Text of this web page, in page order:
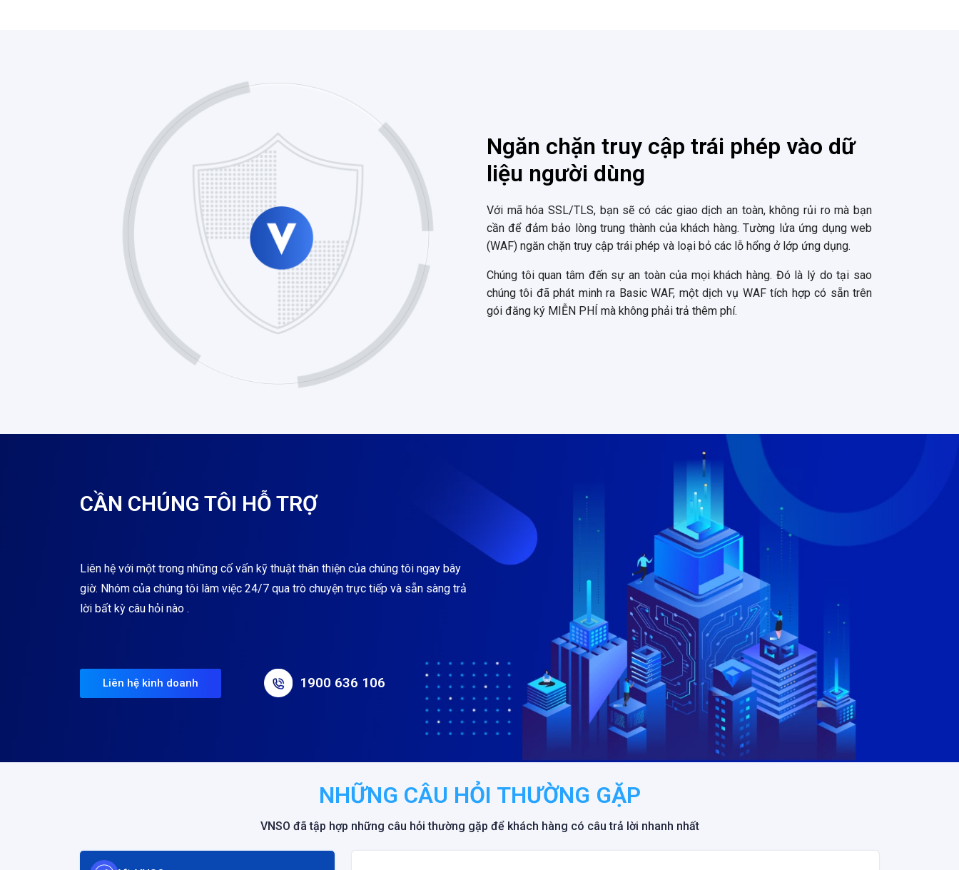
Ngăn chặn truy cập trái phép vào dữ
liệu người dùng
Với mã hóa SSL/TLS, bạn sẽ có các giao dịch an toàn, không rủi ro mà bạn
cần để đảm bảo lòng trung thành của khách hàng. Tường lửa ứng dụng web
(WAF) ngăn chặn truy cập trái phép và loại bỏ các lỗ hổng ở lớp ứng dụng.
Chúng tôi quan tâm đến sự an toàn của mọi khách hàng. Đó là lý do tại sao
chúng tôi đã phát minh ra Basic WAF, một dịch vụ WAF tích hợp có sẵn trên
gói đăng ký MIỄN PHÍ mà không phải trả thêm phí.
CẦN CHÚNG TÔI HỖ TRỢ
Liên hệ với một trong những cố vấn kỹ thuật thân thiện của chúng tôi ngay bây
giờ. Nhóm của chúng tôi làm việc 24/7 qua trò chuyện trực tiếp và sẵn sàng trả
lời bất kỳ câu hỏi nào .
Liên hệ kinh doanh 1900 636 106
NHỮNG CÂU HỎI THƯỜNG GẶP
VNSO đã tập hợp những câu hỏi thường gặp để khách hàng có câu trả lời nhanh nhất